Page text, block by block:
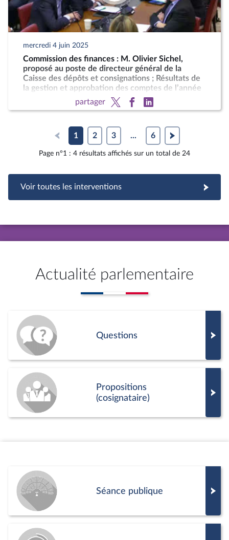
mercredi 4 juin 2025
Commission des finances : M. Olivier Sichel,
proposé au poste de directeur général de la
Caisse des dépôts et consignations ; Résultats de
la gestion et approbation des comptes de l’année
partager
1 2 3 ... 6
Page n°1 : 4 résultats affichés sur un total de 24
Voir toutes les interventions
Actualité parlementaire
Questions
Propositions
(cosignataire)
Séance publique